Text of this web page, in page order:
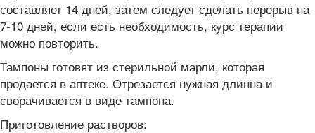
составляет 14 дней, затем следует сделать перерыв на
7-10 дней, если есть необходимость, курс терапии
можно повторить.
Тампоны готовят из стерильной марли, которая
продается в аптеке. Отрезается нужная длинна и
сворачивается в виде тампона.
Приготовление растворов: